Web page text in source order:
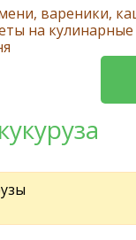
вареники,
на